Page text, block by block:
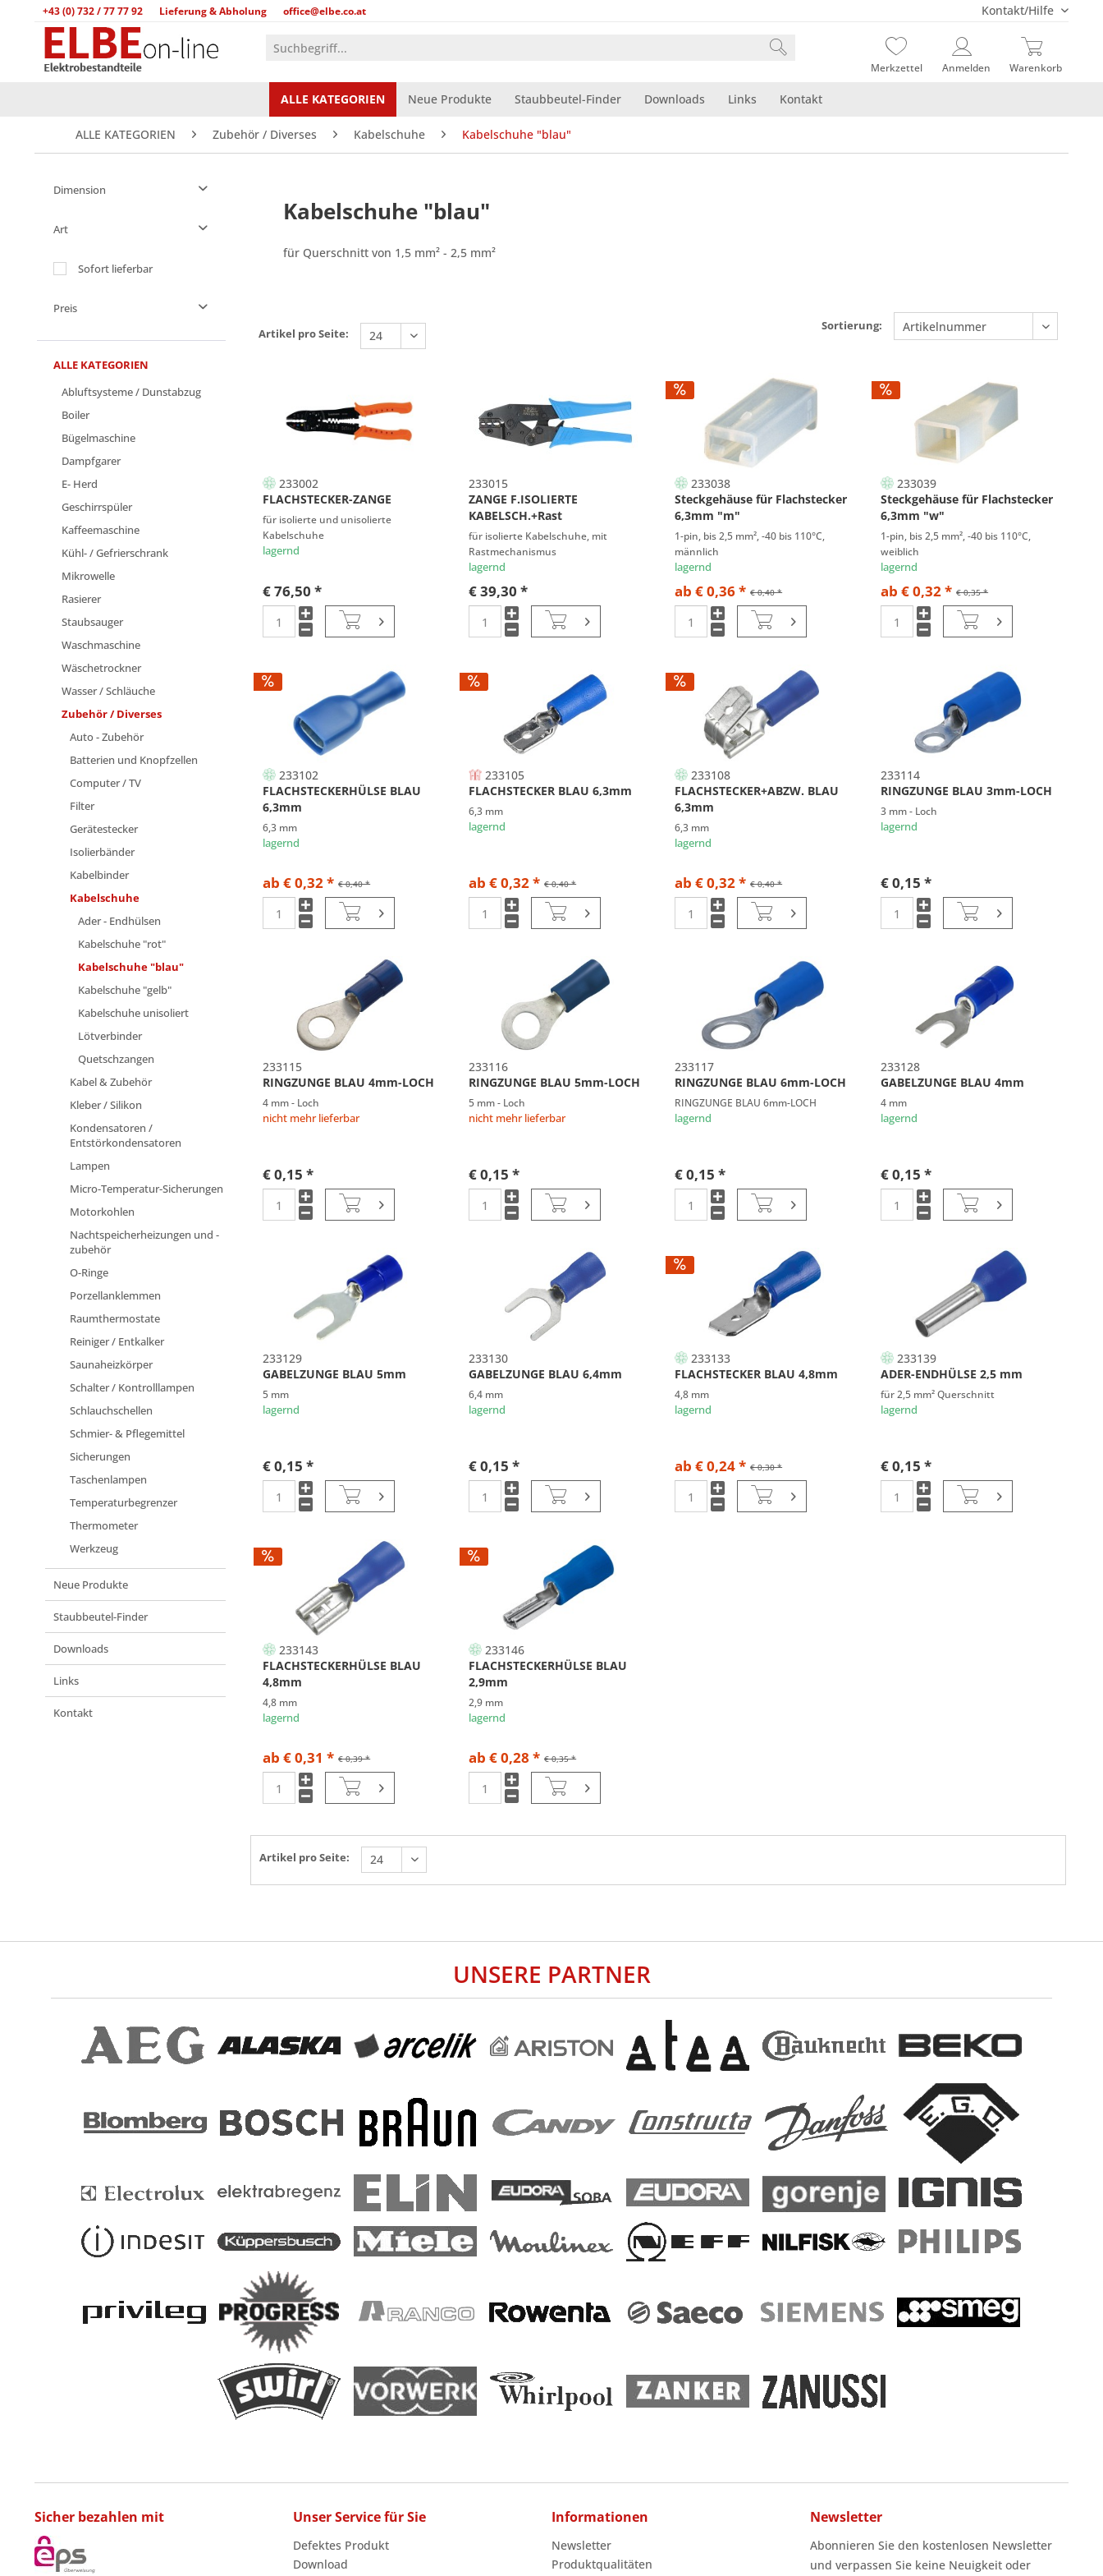
+43 (0) 732 / 77 77 92 Lieferung & Abholung office@elbe.co.at Kontakt/Hilfe
Merkzettel Anmelden Warenkorb
ALLE KATEGORIEN Neue Produkte Staubbeutel-Finder Downloads Links Kontakt
ALLE KATEGORIEN Zubehör / Diverses Kabelschuhe Kabelschuhe "blau"
Dimension
2,9 mm
4 mm Ø
4,8 mm
6,3 mm
6,4 mm
Art
female
Sofort lieferbar
Preis
von€ 0,15bis
ALLE KATEGORIEN
Abluftsysteme / Dunstabzug
Boiler
Bügelmaschine
Dampfgarer
E- Herd
Geschirrspüler
Kaffeemaschine
Kühl- / Gefrierschrank
Mikrowelle
Rasierer
Staubsauger
Waschmaschine
Wäschetrockner
Wasser / Schläuche
Zubehör / Diverses
Auto - Zubehör
Batterien und Knopfzellen
Computer / TV
Filter
Gerätestecker
Isolierbänder
Kabelbinder
Kabelschuhe
Ader - Endhülsen
Kabelschuhe "rot"
Kabelschuhe "blau"
Kabelschuhe "gelb"
Kabelschuhe unisoliert
Lötverbinder
Quetschzangen
Kabel & Zubehör
Kleber / Silikon
Kondensatoren /
Entstörkondensatoren
Lampen
Micro-Temperatur-Sicherungen
Motorkohlen
Nachtspeicherheizungen und -
zubehör
O-Ringe
Porzellanklemmen
Raumthermostate
Reiniger / Entkalker
Saunaheizkörper
Schalter / Kontrolllampen
Schlauchschellen
Schmier- & Pflegemittel
Sicherungen
Taschenlampen
Temperaturbegrenzer
Thermometer
Werkzeug
Neue Produkte
Staubbeutel-Finder
Downloads
Links
Kontakt
Kabelschuhe "blau"
für Querschnitt von 1,5 mm² - 2,5 mm²
Artikel pro Seite:
Sortierung:
233002
FLACHSTECKER-ZANGE
für isolierte und unisolierte
Kabelschuhe
lagernd
€ 76,50 *
233015
ZANGE F.ISOLIERTE
KABELSCH.+Rast
für isolierte Kabelschuhe, mit
Rastmechanismus
lagernd
€ 39,30 *
233038
Steckgehäuse für Flachstecker
6,3mm "m"
1-pin, bis 2,5 mm², -40 bis 110°C,
männlich
lagernd
€ 0,40 *
ab € 0,36 *
233039
Steckgehäuse für Flachstecker
6,3mm "w"
1-pin, bis 2,5 mm², -40 bis 110°C,
weiblich
lagernd
€ 0,35 *
ab € 0,32 *
233102
FLACHSTECKERHÜLSE BLAU
6,3mm
6,3 mm
lagernd
€ 0,40 *
ab € 0,32 *
233105
FLACHSTECKER BLAU 6,3mm
6,3 mm
lagernd
€ 0,40 *
ab € 0,32 *
233108
FLACHSTECKER+ABZW. BLAU
6,3mm
6,3 mm
lagernd
€ 0,40 *
ab € 0,32 *
233114
RINGZUNGE BLAU 3mm-LOCH
3 mm - Loch
lagernd
€ 0,15 *
233115
RINGZUNGE BLAU 4mm-LOCH
4 mm - Loch
nicht mehr lieferbar
€ 0,15 *
233116
RINGZUNGE BLAU 5mm-LOCH
5 mm - Loch
nicht mehr lieferbar
€ 0,15 *
233117
RINGZUNGE BLAU 6mm-LOCH
RINGZUNGE BLAU 6mm-LOCH
lagernd
€ 0,15 *
233128
GABELZUNGE BLAU 4mm
4 mm
lagernd
€ 0,15 *
233129
GABELZUNGE BLAU 5mm
5 mm
lagernd
€ 0,15 *
233130
GABELZUNGE BLAU 6,4mm
6,4 mm
lagernd
€ 0,15 *
233133
FLACHSTECKER BLAU 4,8mm
4,8 mm
lagernd
€ 0,30 *
ab € 0,24 *
233139
ADER-ENDHÜLSE 2,5 mm
für 2,5 mm² Querschnitt
lagernd
€ 0,15 *
233143
FLACHSTECKERHÜLSE BLAU
4,8mm
4,8 mm
lagernd
€ 0,39 *
ab € 0,31 *
233146
FLACHSTECKERHÜLSE BLAU
2,9mm
2,9 mm
lagernd
€ 0,35 *
ab € 0,28 *
Artikel pro Seite:
UNSERE PARTNER
Sicher bezahlen mit Unser Service für Sie
Defektes Produkt
Download
Informationen
Newsletter
Produktqualitäten
Newsletter
Abonnieren Sie den kostenlosen Newsletter
und verpassen Sie keine Neuigkeit oder